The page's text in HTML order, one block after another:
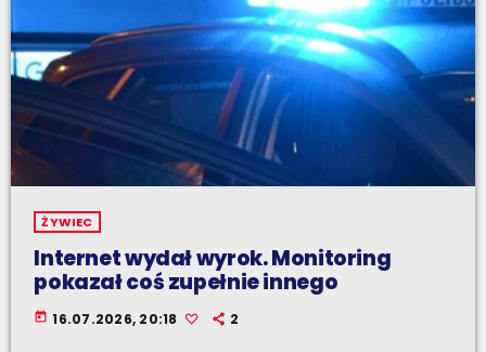
ŻYWIEC
Internet wydał wyrok. Monitoring
pokazał coś zupełnie innego
today 16.07.2026, 20:18 2